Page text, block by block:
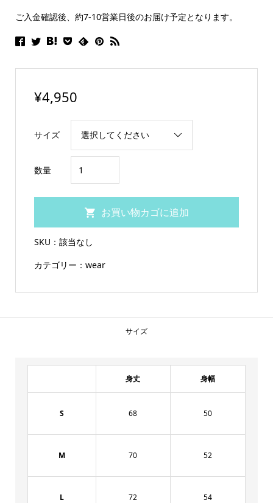
ご入金確認後、約7-10営業日後のお届け予定となります。
¥4,950
サイズ
数量
CAMO(WHITE)T
シ
個
お買い物カゴに追加
SKU： 該当なし
カテゴリー： wear
サイズ
身丈 身幅
S 68 50
M 70 52
L 72 54